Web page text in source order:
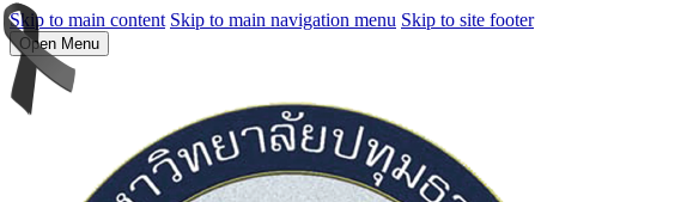
Skip to main content Skip to main navigation menu Skip to site footer
Open Menu